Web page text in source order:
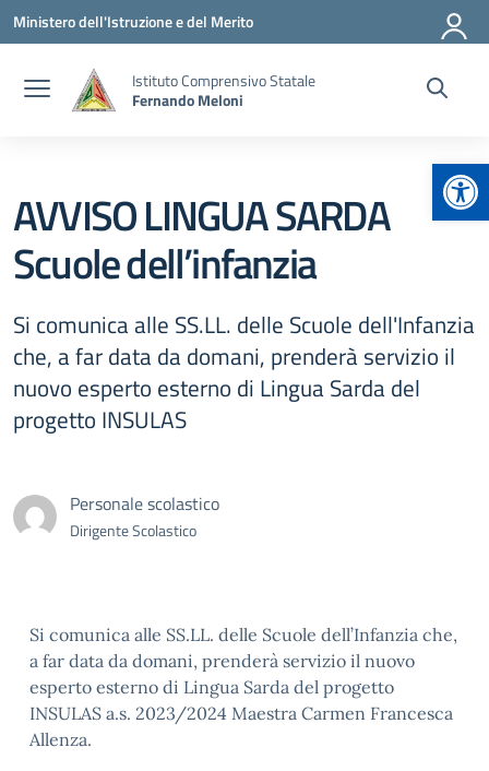
Vai ai contenuti
Vai al menu di navigazione
Vai al footer
Ministero dell'Istruzione e del Merito
Istituto Comprensivo Statale
Fernando Meloni
AVVISO LINGUA SARDA
Scuole dell’infanzia
Si comunica alle SS.LL. delle Scuole dell'Infanzia
che, a far data da domani, prenderà servizio il
nuovo esperto esterno di Lingua Sarda del
progetto INSULAS
Personale scolastico
Dirigente Scolastico
Si comunica alle SS.LL. delle Scuole dell’Infanzia che,
a far data da domani, prenderà servizio il nuovo
esperto esterno di Lingua Sarda del progetto
INSULAS a.s. 2023/2024 Maestra Carmen Francesca
Allenza.